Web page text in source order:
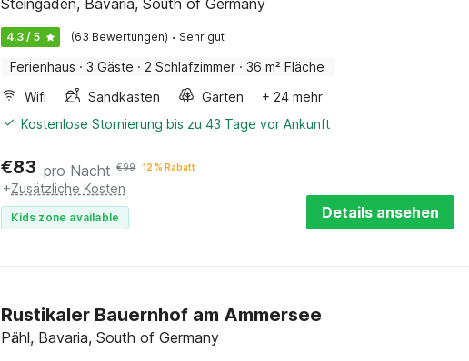
Steingaden, Bavaria, South of Germany
4.3 / 5 (63 Bewertungen) · Sehr gut
Ferienhaus · 3 Gäste · 2 Schlafzimmer · 36 m² Fläche
Wifi
Sandkasten Garten
+ 24 mehr
Kostenlose Stornierung bis zu 43 Tage vor Ankunft
€83 pro Nacht €99 12 % Rabatt
+Zusätzliche Kosten
Kids zone available Details ansehen
Rustikaler Bauernhof am Ammersee
Pähl, Bavaria, South of Germany